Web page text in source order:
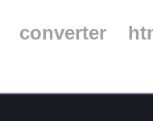
converter